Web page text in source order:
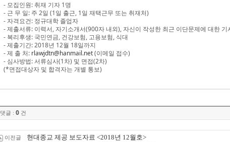
- 모집인원: 취재 기자 1명
- 근 무 일: 주 2일 (1일 출근, 1일 재택근무 또는 취재처)
- 자격요건: 정규대학 졸업자
- 제출서류: 이력서, 자기소개서(900자 내외), 자신이 작성한 최근 이단문제에 대한 기
- 복리후생: 국민연금, 건강보험, 고용보험, 식대
- 제출기간: 2018년 12월 18일까지
- 제 출 처: rlawjdtn@hanmail.net(이메일 접수)
- 심사방법: 서류심사(1차) 및 면접(2차)
(*면접대상자 및 합격자는 개별 통보)
댓글 : 0 건
이전글 현대종교 제공 보도자료 <2018년 12월호>